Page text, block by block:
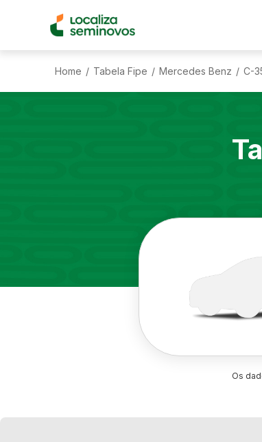
Home / Tabela Fipe / Mercedes Benz / C-
Os